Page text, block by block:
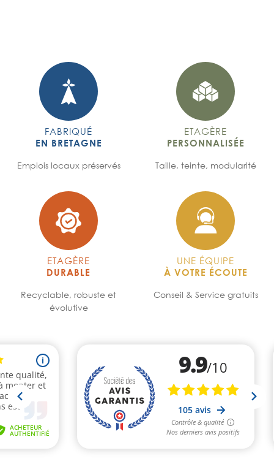
FABRIQUÉ
EN BRETAGNE
Emplois locaux préservés
ETAGÈRE
PERSONNALISÉE
Taille, teinte, modularité
ETAGÈRE
DURABLE
Recyclable, robuste et
évolutive
UNE ÉQUIPE
À VOTRE ÉCOUTE
Conseil & Service gratuits